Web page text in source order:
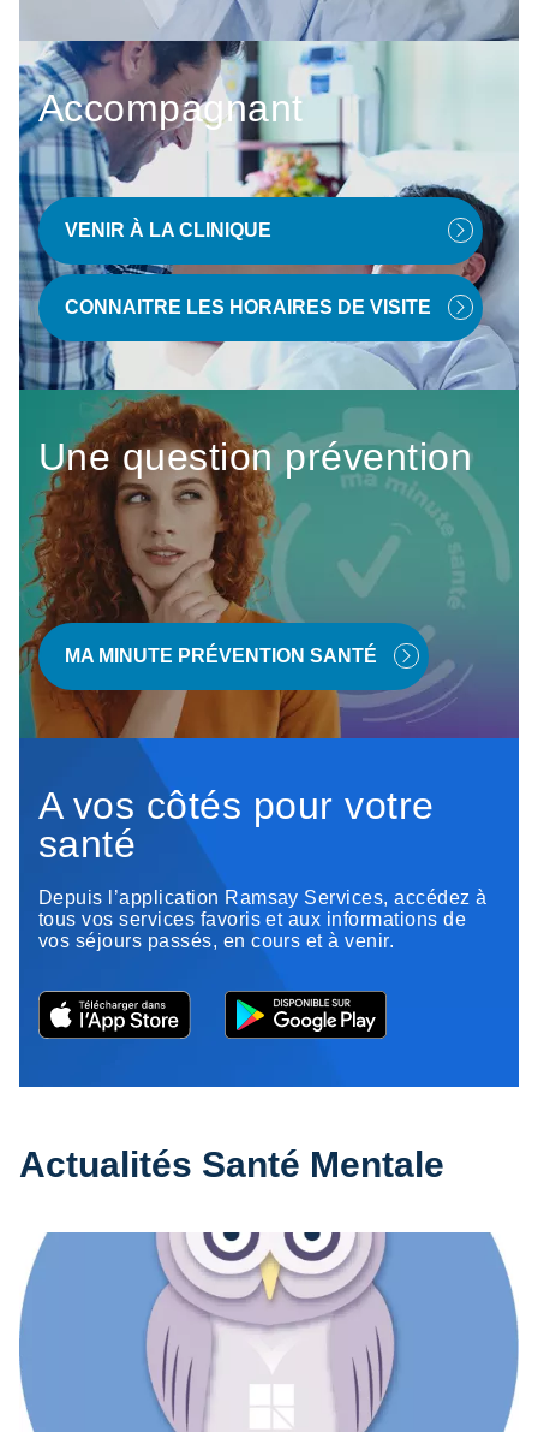
Accompagnant
VENIR À LA CLINIQUE
CONNAITRE LES HORAIRES DE VISITE
Une question prévention
MA MINUTE PRÉVENTION SANTÉ
A vos côtés pour votre
santé
Depuis l’application Ramsay Services, accédez à
tous vos services favoris et aux informations de
vos séjours passés, en cours et à venir.
Actualités Santé Mentale